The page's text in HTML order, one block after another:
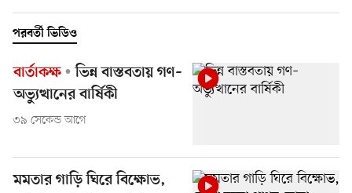
পরবর্তী ভিডিও
বার্তাকক্ষ
ভিন্ন বাস্তবতায় গণ–
অভ্যুত্থানের বার্ষিকী
৩৯ সেকেন্ড আগে
মমতার গাড়ি ঘিরে বিক্ষোভ,